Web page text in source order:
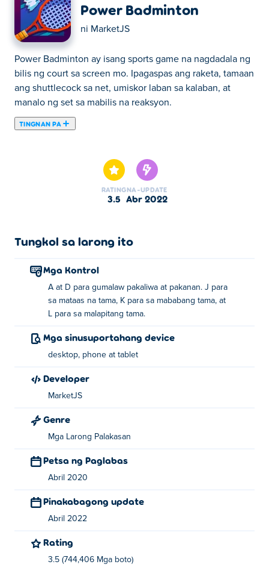
Power Badminton
ni MarketJS
Power Badminton ay isang sports game na nagdadala ng
bilis ng court sa screen mo. Ipagaspas ang raketa, tamaan
ang shuttlecock sa net, umiskor laban sa kalaban, at
manalo ng set sa mabilis na reaksyon.
TINGNAN PA
RATING
3.5
NA-UPDATE
Abr 2022
Tungkol sa larong ito
Mga Kontrol
A at D para gumalaw pakaliwa at pakanan. J para
sa mataas na tama, K para sa mababang tama, at
L para sa malapitang tama.
Mga sinusuportahang device
desktop, phone at tablet
Developer
MarketJS
Genre
Mga Larong Palakasan
Petsa ng Paglabas
Abril 2020
Pinakabagong update
Abril 2022
Rating
3.5 (744,406 Mga boto)